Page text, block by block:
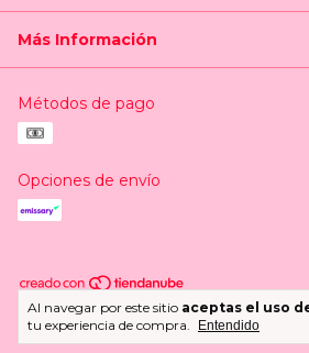
Al navegar por este sitio aceptas el uso
tu experiencia de compra.
Entendido
Más Información
Métodos de pago
Opciones de envío
Copyright Trueself.mx - 2026. Todos los